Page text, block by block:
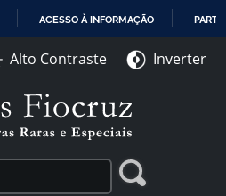
CONTEÚDO
ACESSO À INFORMAÇÃO
Alto Contraste Inverter